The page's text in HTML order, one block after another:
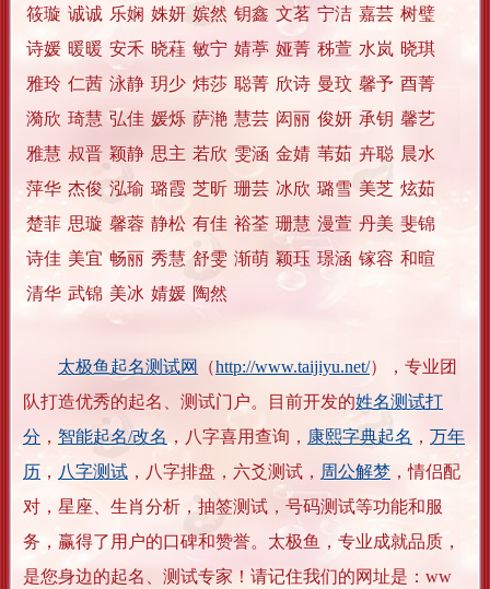
筱璇 诚诚 乐娴 姝妍 嫔然 钥鑫 文茗 宁洁 嘉芸 树璧
诗媛 暖暖 安禾 晓蓕 敏宁 婧葶 娅菁 秭萱 水岚 晓琪
雅玲 仁茜 泳静 玥少 炜莎 聪菁 欣诗 曼玟 馨予 酉菁
漪欣 琦慧 弘佳 媛烁 萨滟 慧芸 闳丽 俊妍 承钥 馨艺
雅慧 叔晋 颖静 思主 若欣 雯涵 金婧 苇茹 卉聪 晨水
萍华 杰俊 泓瑜 璐霞 芝昕 珊芸 冰欣 璐雪 美芝 炫茹
楚菲 思璇 馨蓉 静松 有佳 裕荃 珊慧 漫萱 丹美 斐锦
诗佳 美宜 畅丽 秀慧 舒雯 渐萌 颖珏 璟涵 镓容 和暄
清华 武锦 美冰 婧媛 陶然
太极鱼起名测试网 （http://www.taijiyu.net/），专业团
队打造优秀的起名、测试门户。目前开发的姓名测试打
分 ， 智能起名/改名 ，八字喜用查询， 康熙字典起名 ， 万年
历 ， 八字测试 ，八字排盘，六爻测试， 周公解梦 ，情侣配
对，星座、生肖分析，抽签测试，号码测试等功能和服
务，赢得了用户的口碑和赞誉。太极鱼，专业成就品质，
是您身边的起名、测试专家！请记住我们的网址是：ww